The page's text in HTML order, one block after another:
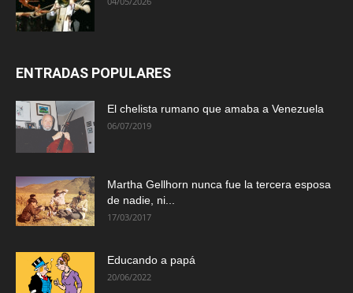
ENTRADAS POPULARES
El chelista rumano que amaba a Venezuela
06/07/2019
Martha Gellhorn nunca fue la tercera esposa
de nadie, ni...
17/03/2017
Educando a papá
20/06/2022